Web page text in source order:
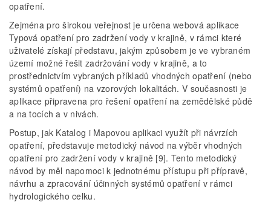
opatření.
Zejména pro širokou veřejnost je určena webová aplikace
Typová opatření pro zadržení vody v krajině, v rámci které
uživatelé získají představu, jakým způsobem je ve vybraném
území možné řešit zadržování vody v krajině, a to
prostřednictvím vybraných příkladů vhodných opatření (nebo
systémů opatření) na vzorových lokalitách. V současnosti je
aplikace připravena pro řešení opatření na zemědělské půdě
a na tocích a v nivách.
Postup, jak Katalog i Mapovou aplikaci využít při návrzích
opatření, představuje metodický návod na výběr vhodných
opatření pro zadržení vody v krajině [9]. Tento metodický
návod by měl napomoci k jednotnému přístupu při přípravě,
návrhu a zpracování účinných systémů opatření v rámci
hydrologického celku.